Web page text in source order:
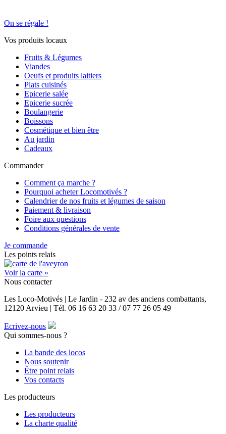
On se régale !
Vos produits locaux
Fruits & Légumes
Viandes
Oeufs et produits laitiers
Plats cuisinés
Epicerie salée
Epicerie sucrée
Boulangerie
Boissons
Cosmétique et bien être
Au jardin
Cadeaux
Commander
Comment ça marche ?
Pourquoi acheter Locomotivés ?
Calendrier de nos fruits et légumes de saison
Paiement & livraison
Foire aux questions
Conditions générales de vente
Je commande
Les points relais
Voir la carte »
Nous contacter
Les Loco-Motivés | Le Jardin - 232 av des anciens combattants,
12120 Arvieu | Tél. 06 16 63 20 33 / 07 77 26 05 49
Ecrivez-nous
Qui sommes-nous ?
La bande des locos
Nous soutenir
Être point relais
Vos contacts
Les producteurs
Les producteurs
La charte qualité